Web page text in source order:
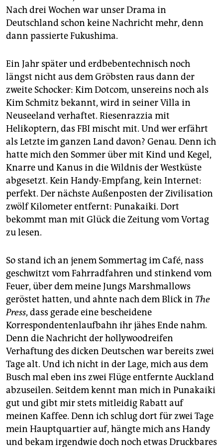
Nach drei Wochen war unser Drama in
Deutschland schon keine Nachricht mehr, denn
dann passierte Fukushima.
Ein Jahr später und erdbebentechnisch noch
längst nicht aus dem Gröbsten raus dann der
zweite Schocker: Kim Dotcom, unsereins noch als
Kim Schmitz bekannt, wird in seiner Villa in
Neuseeland verhaftet. Riesenrazzia mit
Helikoptern, das FBI mischt mit. Und wer erfährt
als Letzte im ganzen Land davon? Genau. Denn ich
hatte mich den Sommer über mit Kind und Kegel,
Knarre und Kanus in die Wildnis der Westküste
abgesetzt. Kein Handy-Empfang, kein Internet:
perfekt. Der nächste Außenposten der Zivilisation
zwölf Kilometer entfernt: Punakaiki. Dort
bekommt man mit Glück die Zeitung vom Vortag
zu lesen.
So stand ich an jenem Sommertag im Café, nass
geschwitzt vom Fahrradfahren und stinkend vom
Feuer, über dem meine Jungs Marshmallows
geröstet hatten, und ahnte nach dem Blick in The
Press, dass gerade eine bescheidene
Korrespondentenlaufbahn ihr jähes Ende nahm.
Denn die Nachricht der hollywoodreifen
Verhaftung des dicken Deutschen war bereits zwei
Tage alt. Und ich nicht in der Lage, mich aus dem
Busch mal eben ins zwei Flüge entfernte Auckland
abzuseilen. Seitdem kennt man mich in Punakaiki
gut und gibt mir stets mitleidig Rabatt auf
meinen Kaffee. Denn ich schlug dort für zwei Tage
mein Hauptquartier auf, hängte mich ans Handy
und bekam irgendwie doch noch etwas Druckbares